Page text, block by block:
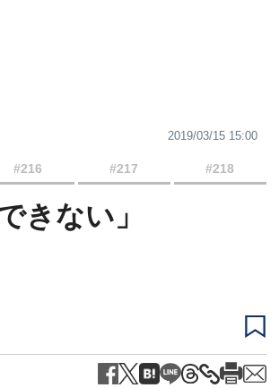
2019/03/15 15:00
#216 #217 #218
きない」